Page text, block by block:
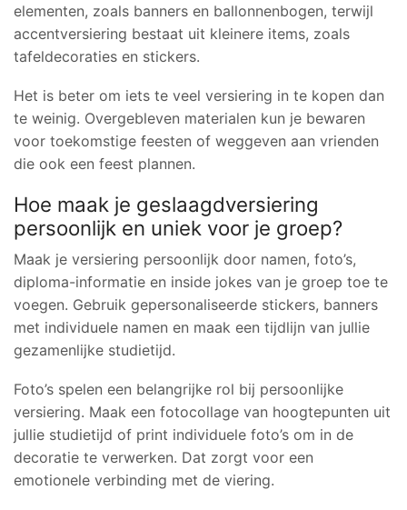
elementen, zoals banners en ballonnenbogen, terwijl
accentversiering bestaat uit kleinere items, zoals
tafeldecoraties en stickers.
Het is beter om iets te veel versiering in te kopen dan
te weinig. Overgebleven materialen kun je bewaren
voor toekomstige feesten of weggeven aan vrienden
die ook een feest plannen.
Hoe maak je geslaagdversiering
persoonlijk en uniek voor je groep?
Maak je versiering persoonlijk door namen, foto’s,
diploma-informatie en inside jokes van je groep toe te
voegen. Gebruik gepersonaliseerde stickers, banners
met individuele namen en maak een tijdlijn van jullie
gezamenlijke studietijd.
Foto’s spelen een belangrijke rol bij persoonlijke
versiering. Maak een fotocollage van hoogtepunten uit
jullie studietijd of print individuele foto’s om in de
decoratie te verwerken. Dat zorgt voor een
emotionele verbinding met de viering.